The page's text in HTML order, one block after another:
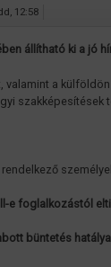
12:58
állítható ki a jó
valamint a
szakképesítések
e foglalkozástól
büntetés